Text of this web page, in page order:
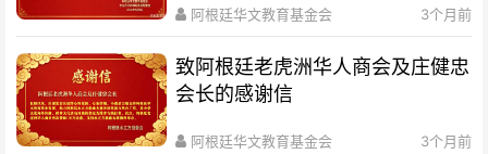
阿根廷华文教育基金会 3个月前
致阿根廷老虎洲华人商会及庄健忠
会长的感谢信
阿根廷华文教育基金会 3个月前